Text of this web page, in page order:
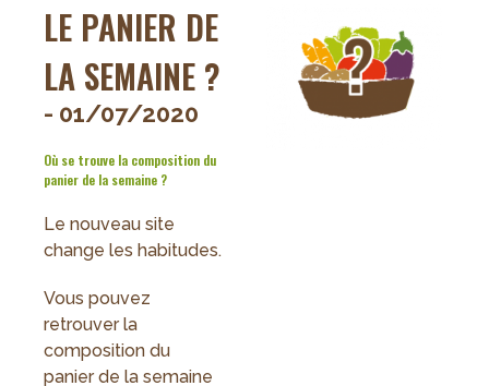
LE PANIER DE
LA SEMAINE ?
- 01/07/2020
Où se trouve la composition du
panier de la semaine ?
Le nouveau site
change les habitudes.
Vous pouvez
retrouver la
composition du
panier de la semaine